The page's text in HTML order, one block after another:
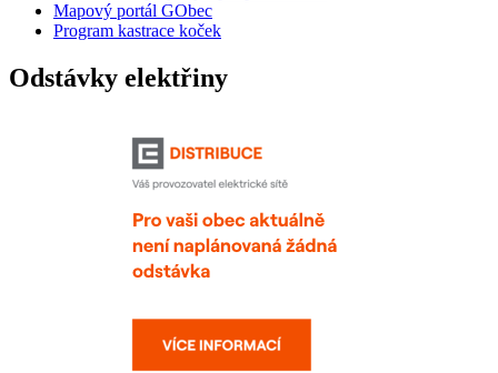
Mapový portál GObec
Program kastrace koček
Odstávky elektřiny